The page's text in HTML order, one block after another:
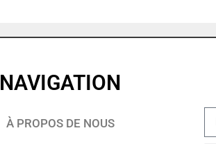
NAVIGATION
À PROPOS DE NOUS